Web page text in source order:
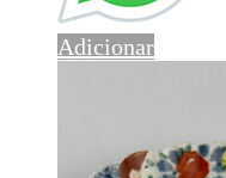
Adicionar